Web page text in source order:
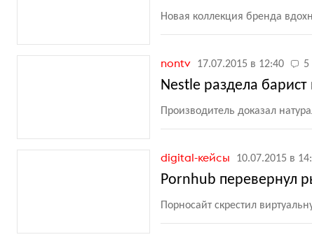
Новая коллекция бренда
nontv 17.07.2015 в 12:40 5
Nestle раздела
Производитель доказал
digital-кейсы 10.07.2015 в
Pornhub перевернул
Порносайт скрестил